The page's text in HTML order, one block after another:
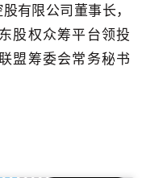
有限公司董事长，
股权众筹平台领投
盟筹委会常务秘书